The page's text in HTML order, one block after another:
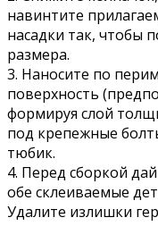
навинтите
насадки так, чтобы
размера.
3. Наносите по
поверхность
формируя слой
под крепежные
тюбик.
4. Перед сборкой
обе склеиваемые
Удалите излишки